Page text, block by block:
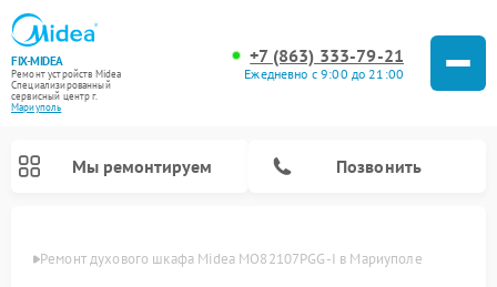
FIX-MIDEA
Ремонт устройств Midea
Специализированный
cервисный центр г.
Мариуполь
+7 (863) 333-79-21
Ежедневно с 9:00 до 21:00
Мы ремонтируем Позвонить
Ремонт духового шкафа Midea MO82107PGG-I в Мариуполе